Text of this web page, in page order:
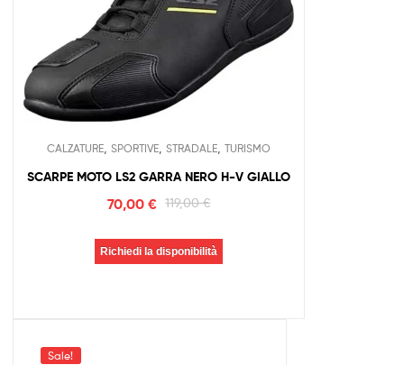
CALZATURE SPORTIVE STRADALE TURISMO
SCARPE MOTO LS2 GARRA NERO H-V GIALLO
119,00€
70,00 €
Richiedi la disponibilità
Sale!